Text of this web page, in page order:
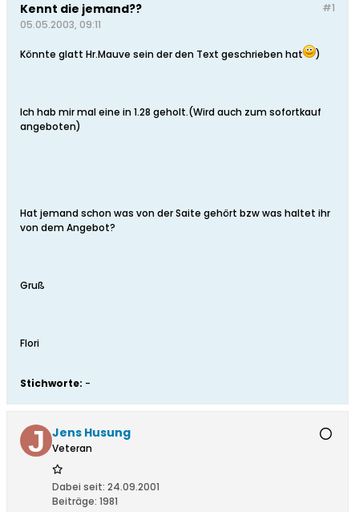
#1
Kennt die jemand??
05.05.2003, 09:11
Könnte glatt Hr.Mauve sein der den Text geschrieben hat )
Ich hab mir mal eine in 1.28 geholt.(Wird auch zum sofortkauf
angeboten)
Hat jemand schon was von der Saite gehört bzw was haltet ihr
von dem Angebot?
Gruß
Flori
Stichworte: -
Jens Husung
Veteran
Dabei seit: 24.09.2001
Beiträge: 1981